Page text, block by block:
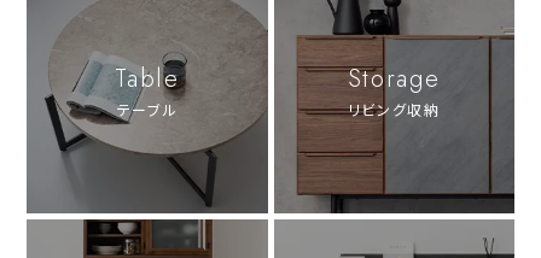
Table
テーブル
Storage
リビング収納